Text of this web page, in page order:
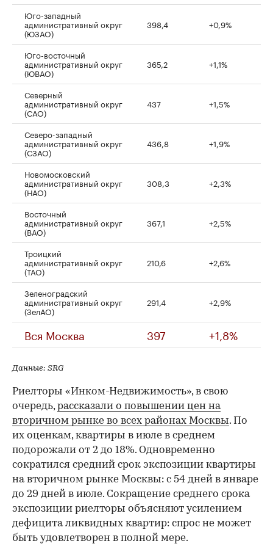
Юго-западный
административный округ
(ЮЗАО)
398,4 +0,9%
Юго-восточный
административный округ
(ЮВАО)
365,2 +1,1%
Северный
административный округ
(САО)
437 +1,5%
Северо-западный
административный округ
(СЗАО)
436,8 +1,9%
Новомосковский
административный округ
(НАО)
308,3 +2,3%
Восточный
административный округ
(ВАО)
367,1 +2,5%
Троицкий
административный округ
(ТАО)
210,6 +2,6%
Зеленоградский
административный округ
(ЗелАО)
291,4 +2,9%
Вся Москва 397 +1,8%
Данные: SRG
Риелторы «Инком-Недвижимость», в свою
очередь,рассказали о повышении цен на
вторичном рынке во всех районах Москвы. По
их оценкам, квартиры в июле в среднем
подорожали от 2 до 18%. Одновременно
сократился средний срок экспозиции квартиры
на вторичном рынке Москвы: с 54 дней в январе
до 29 дней в июле. Сокращение среднего срока
экспозиции риелторы объясняют усилением
дефицита ликвидных квартир: спрос не может
быть удовлетворен в полной мере.